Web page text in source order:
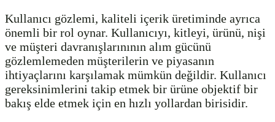
Kullanıcı gözlemi, kaliteli içerik üretiminde ayrıca
önemli bir rol oynar. Kullanıcıyı, kitleyi, ürünü, nişi
ve müşteri davranışlarınının alım gücünü
gözlemlemeden müşterilerin ve piyasanın
ihtiyaçlarını karşılamak mümkün değildir. Kullanıcı
gereksinimlerini takip etmek bir ürüne objektif bir
bakış elde etmek için en hızlı yollardan birisidir.